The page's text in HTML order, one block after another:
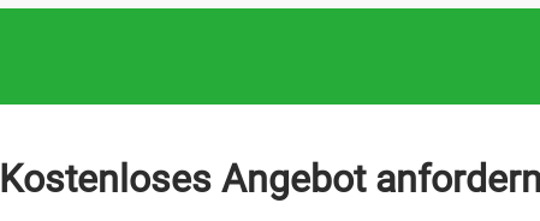
Kostenloses Angebot anfordern